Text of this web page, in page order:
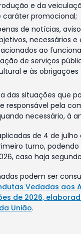
e da
caráter promocional;
de notícias,
necessários
ao
de serviços
e às obrigações
das situações que
responsável pela
necessário, à
de 4 de
turno,
caso haja
podem ser
Vedadas aos
de 2026,
União.